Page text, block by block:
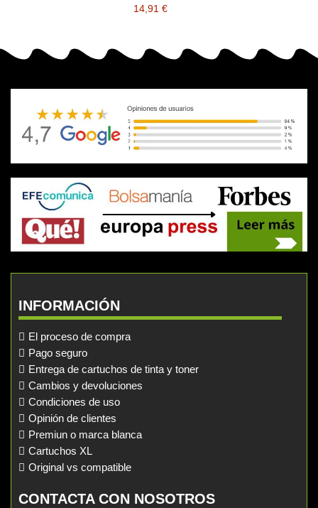
14,91 €
INFORMACIÓN
El proceso de compra
Pago seguro
Entrega de cartuchos de tinta y toner
Cambios y devoluciones
Condiciones de uso
Opinión de clientes
Premiun o marca blanca
Cartuchos XL
Original vs compatible
CONTACTA CON NOSOTROS